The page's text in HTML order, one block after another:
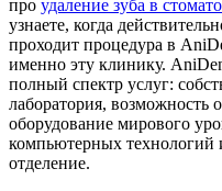
про удаление зуба в
узнаете, когда
проходит процедура в
именно эту клинику.
полный спектр услуг:
лаборатория, возможность
оборудование мирового
компьютерных технологий
отделение.